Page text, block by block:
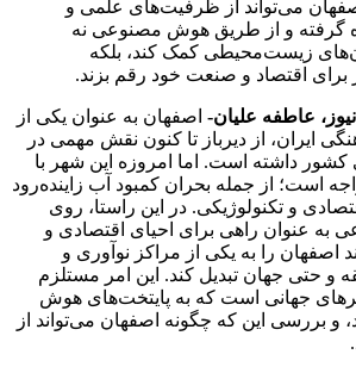
می‌تواند از ظرفیت‌های علمی و
گرفته و از طریق هوش مصنوعی نه
زیست‌محیطی کمک کند، بلکه
برای اقتصاد و صنعت خود رقم بزند.
عاطفه علیان- اصفهان به عنوان یکی از
ایران، از دیرباز تا کنون نقش مهمی در
داشته است. اما امروزه این شهر با
است؛ از جمله بحران کمبود آب زاینده‌رود
و تکنولوژیکی. در این راستا، روی
به عنوان راهی برای احیای اقتصادی و
را به یکی از مراکز نوآوری و
و حتی جهان تبدیل کند. این امر مستلزم
جهانی است که به پایتخت‌های هوش
و بررسی این که چگونه اصفهان می‌تواند از